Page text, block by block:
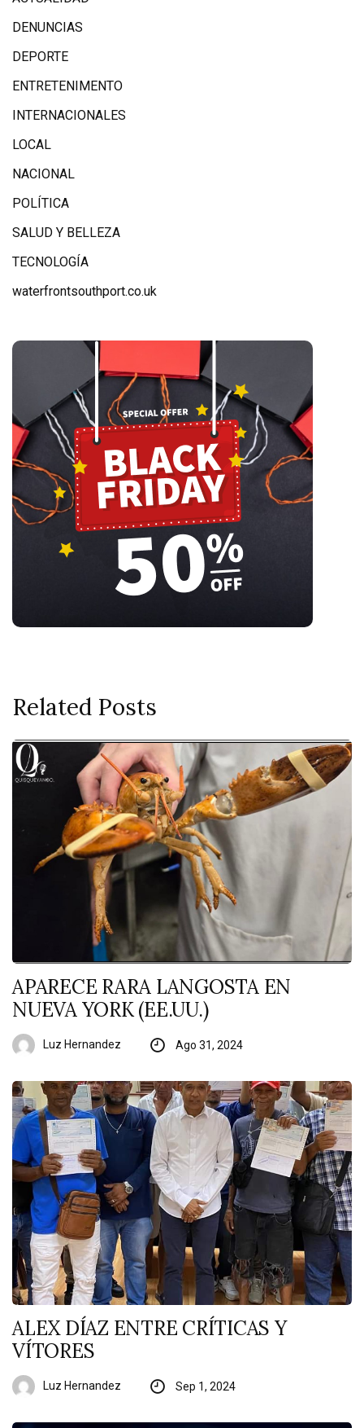
DENUNCIAS
DEPORTE
ENTRETENIMENTO
INTERNACIONALES
LOCAL
NACIONAL
POLÍTICA
SALUD Y BELLEZA
TECNOLOGÍA
waterfrontsouthport.co.uk
Related Posts
APARECE RARA LANGOSTA EN
NUEVA YORK (EE.UU.)
Luz Hernandez Ago 31, 2024
ALEX DÍAZ ENTRE CRÍTICAS Y
VÍTORES
Luz Hernandez Sep 1, 2024